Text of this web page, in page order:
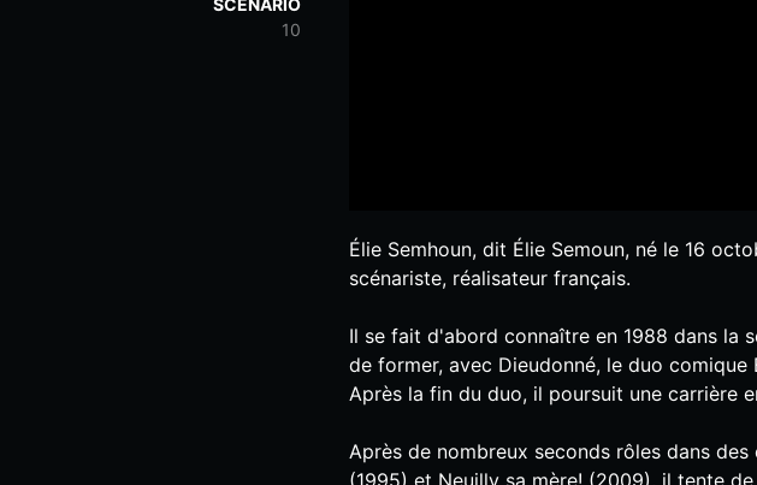
SCÉNARIO
10
Élie Semhoun, dit Élie Semoun, né le 16
scénariste, réalisateur français.
Il se fait d'abord connaître en 1988 dans la
de former, avec Dieudonné, le duo
Après la fin du duo, il poursuit une carrière
Après de nombreux seconds rôles dans